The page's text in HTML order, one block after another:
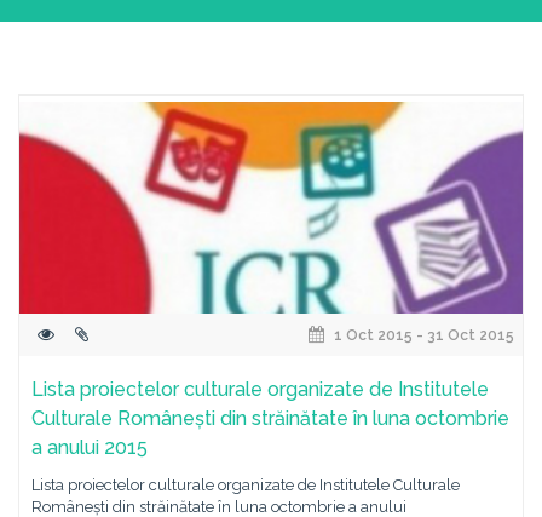
1 Oct 2015 - 31 Oct 2015
Lista proiectelor culturale organizate de Institutele
Culturale Românești din străinătate în luna octombrie
a anului 2015
Lista proiectelor culturale organizate de Institutele Culturale
Românești din străinătate în luna octombrie a anului